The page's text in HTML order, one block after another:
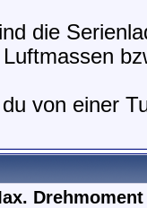
die
von einer